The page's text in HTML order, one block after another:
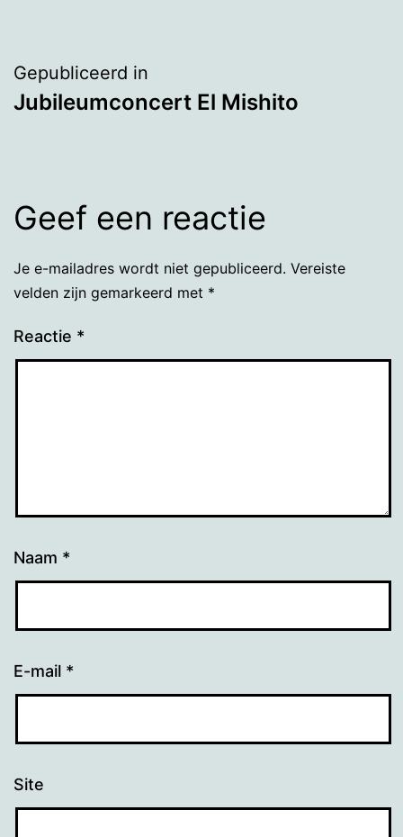
Bericht
navigatie
Gepubliceerd in
Jubileumconcert El Mishito
Geef een reactie
Je e-mailadres wordt niet gepubliceerd. Vereiste
velden zijn gemarkeerd met *
Reactie *
Naam *
E-mail *
Site